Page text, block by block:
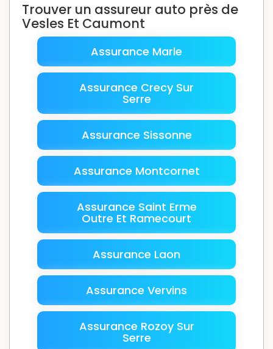
Trouver un assureur auto près de
Vesles Et Caumont
Assurance Marle
Assurance Crecy Sur
Serre
Assurance Sissonne
Assurance Montcornet
Assurance Saint Erme
Outre Et Ramecourt
Assurance Laon
Assurance Vervins
Assurance Rozoy Sur
Serre